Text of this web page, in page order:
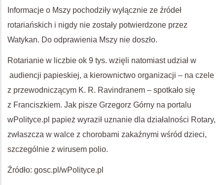
Informacje o Mszy pochodziły wyłącznie ze źródeł
rotariańskich i nigdy nie zostały potwierdzone przez
Watykan. Do odprawienia Mszy nie doszło.
Rotarianie w liczbie ok 9 tys. wzięli natomiast udział w
audiencji papieskiej, a kierownictwo organizacji – na czele
z przewodniczącym K. R. Ravindranem – spotkało się
z Franciszkiem. Jak pisze Grzegorz Górny na portalu
wPolityce.pl papież wyraził uznanie dla działalności Rotary,
zwłaszcza w walce z chorobami zakaźnymi wśród dzieci,
szczególnie z wirusem polio.
Źródło: gosc.pl/wPolityce.pl